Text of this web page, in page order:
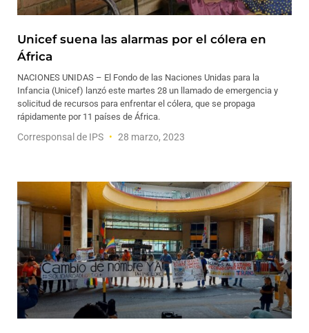
Unicef suena las alarmas por el cólera en
África
NACIONES UNIDAS – El Fondo de las Naciones Unidas para la
Infancia (Unicef) lanzó este martes 28 un llamado de emergencia y
solicitud de recursos para enfrentar el cólera, que se propaga
rápidamente por 11 países de África.
Corresponsal de IPS 28 marzo, 2023